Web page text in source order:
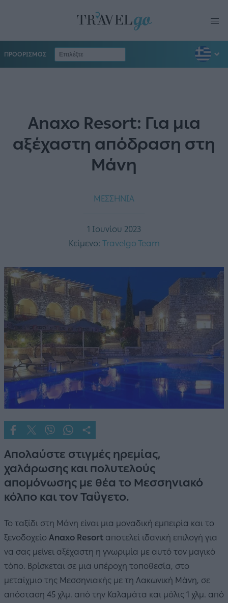
ΠΡΟΟΡΙΣΜΟΣ
Anaxo Resort: Για μια
αξέχαστη απόδραση στη
Μάνη
ΜΕΣΣΗΝΙΑ
1 Ιουνίου 2023
Κείμενο: Travelgo Team
Απολαύστε στιγμές ηρεμίας,
χαλάρωσης και πολυτελούς
απομόνωσης με θέα το Μεσσηνιακό
κόλπο και τον Ταΰγετο.
Το ταξίδι στη Μάνη είναι μια μοναδική εμπειρία και το
ξενοδοχείο Anaxo Resort αποτελεί ιδανική επιλογή για
να σας μείνει αξέχαστη η γνωριμία με αυτό τον μαγικό
τόπο. Βρίσκεται σε μια υπέροχη τοποθεσία, στο
μεταίχμιο της Μεσσηνιακής με τη Λακωνική Μάνη, σε
απόσταση 45 χλμ. από την Καλαμάτα και μόλις 1 χλμ. από